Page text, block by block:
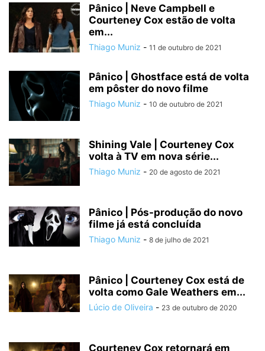
Pânico | Neve Campbell e
Courteney Cox estão de volta
em...
Thiago Muniz - 11 de outubro de 2021
Pânico | Ghostface está de volta
em pôster do novo filme
Thiago Muniz - 10 de outubro de 2021
Shining Vale | Courteney Cox
volta à TV em nova série...
Thiago Muniz - 20 de agosto de 2021
Pânico | Pós-produção do novo
filme já está concluída
Thiago Muniz - 8 de julho de 2021
Pânico | Courteney Cox está de
volta como Gale Weathers em...
Lúcio de Oliveira - 23 de outubro de 2020
Courteney Cox retornará em